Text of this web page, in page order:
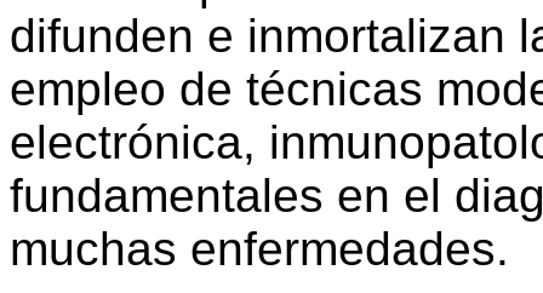
difunden e inmortalizan
empleo de técnicas
electrónica,
fundamentales en el
muchas enfermedades.